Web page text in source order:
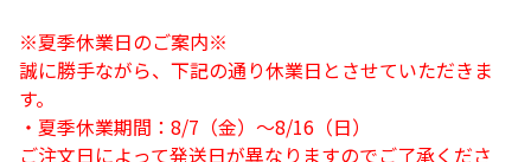
※夏季休業日のご案内※
誠に勝手ながら、下記の通り休業日とさせていただきま
す。
・夏季休業期間：8/7（金）～8/16（日）
ご注文日によって発送日が異なりますのでご了承くださ